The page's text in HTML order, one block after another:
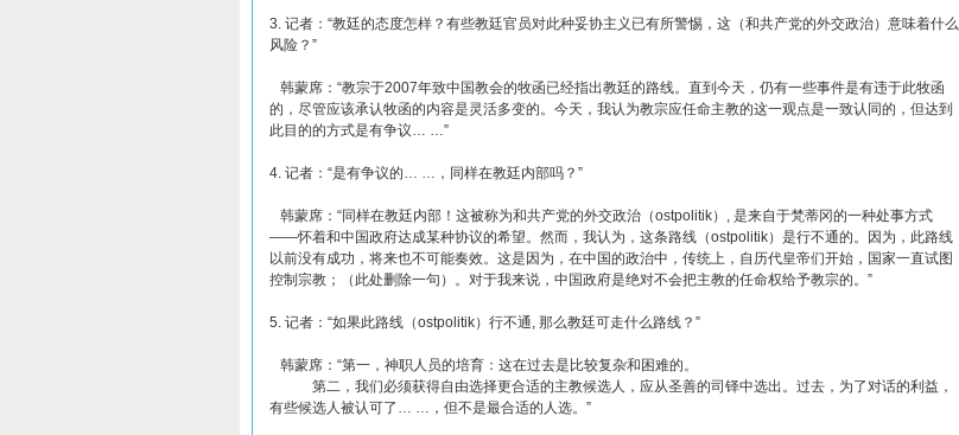
3. 记者：“教廷的态度怎样？有些教廷官员对此种妥协主义已有所警惕，这（和共产党的外交政治）意味着什么
风险？”
韩蒙席：“教宗于2007年致中国教会的牧函已经指出教廷的路线。直到今天，仍有一些事件是有违于此牧函
的，尽管应该承认牧函的内容是灵活多变的。今天，我认为教宗应任命主教的这一观点是一致认同的，但达到
此目的的方式是有争议… …”
4. 记者：“是有争议的… …，同样在教廷内部吗？”
韩蒙席：“同样在教廷内部！这被称为和共产党的外交政治（ostpolitik）, 是来自于梵蒂冈的一种处事方式
——怀着和中国政府达成某种协议的希望。然而，我认为，这条路线（ostpolitik）是行不通的。因为，此路线
以前没有成功，将来也不可能奏效。这是因为，在中国的政治中，传统上，自历代皇帝们开始，国家一直试图
控制宗教；（此处删除一句）。对于我来说，中国政府是绝对不会把主教的任命权给予教宗的。”
5. 记者：“如果此路线（ostpolitik）行不通, 那么教廷可走什么路线？”
韩蒙席：“第一，神职人员的培育：这在过去是比较复杂和困难的。
第二，我们必须获得自由选择更合适的主教候选人，应从圣善的司铎中选出。过去，为了对话的利益，
有些候选人被认可了… …，但不是最合适的人选。”